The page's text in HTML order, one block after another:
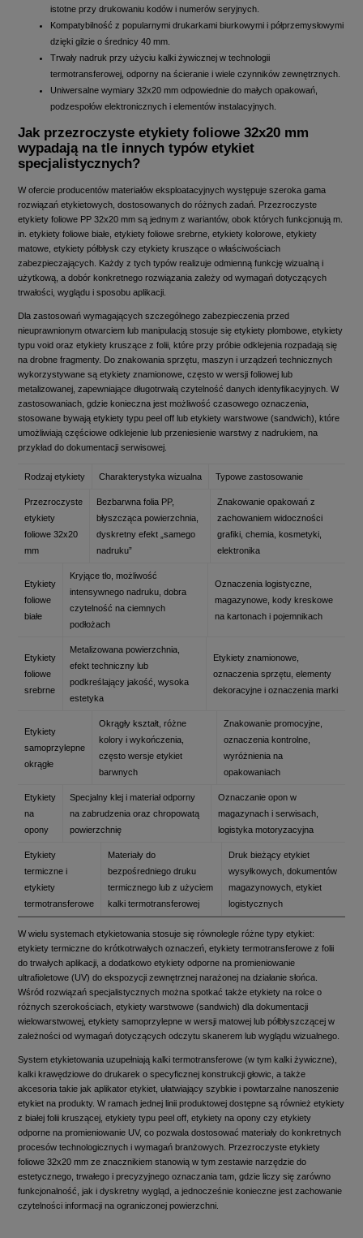
istotne przy drukowaniu kodów i numerów seryjnych.
Kompatybilność z popularnymi drukarkami biurkowymi i półprzemysłowymi
dzięki gilzie o średnicy 40 mm.
Trwały nadruk przy użyciu kalki żywicznej w technologii
termotransferowej, odporny na ścieranie i wiele czynników zewnętrznych.
Uniwersalne wymiary 32x20 mm odpowiednie do małych opakowań,
podzespołów elektronicznych i elementów instalacyjnych.
Jak przezroczyste etykiety foliowe 32x20 mm
wypadają na tle innych typów etykiet
specjalistycznych?
W ofercie producentów materiałów eksploatacyjnych występuje szeroka gama
rozwiązań etykietowych, dostosowanych do różnych zadań. Przezroczyste
etykiety foliowe PP 32x20 mm są jednym z wariantów, obok których funkcjonują m.
in. etykiety foliowe białe, etykiety foliowe srebrne, etykiety kolorowe, etykiety
matowe, etykiety półbłysk czy etykiety kruszące o właściwościach
zabezpieczających. Każdy z tych typów realizuje odmienną funkcję wizualną i
użytkową, a dobór konkretnego rozwiązania zależy od wymagań dotyczących
trwałości, wyglądu i sposobu aplikacji.
Dla zastosowań wymagających szczególnego zabezpieczenia przed
nieuprawnionym otwarciem lub manipulacją stosuje się etykiety plombowe, etykiety
typu void oraz etykiety kruszące z folii, które przy próbie odklejenia rozpadają się
na drobne fragmenty. Do znakowania sprzętu, maszyn i urządzeń technicznych
wykorzystywane są etykiety znamionowe, często w wersji foliowej lub
metalizowanej, zapewniające długotrwałą czytelność danych identyfikacyjnych. W
zastosowaniach, gdzie konieczna jest możliwość czasowego oznaczenia,
stosowane bywają etykiety typu peel off lub etykiety warstwowe (sandwich), które
umożliwiają częściowe odklejenie lub przeniesienie warstwy z nadrukiem, na
przykład do dokumentacji serwisowej.
Rodzaj etykiety Charakterystyka wizualna Typowe zastosowanie
Przezroczyste
etykiety
foliowe 32x20
mm
Bezbarwna folia PP,
błyszcząca powierzchnia,
dyskretny efekt „samego
nadruku”
Znakowanie opakowań z
zachowaniem widoczności
grafiki, chemia, kosmetyki,
elektronika
Etykiety
foliowe
białe
Kryjące tło, możliwość
intensywnego nadruku, dobra
czytelność na ciemnych
podłożach
Oznaczenia logistyczne,
magazynowe, kody kreskowe
na kartonach i pojemnikach
Etykiety
foliowe
srebrne
Metalizowana powierzchnia,
efekt techniczny lub
podkreślający jakość, wysoka
estetyka
Etykiety znamionowe,
oznaczenia sprzętu, elementy
dekoracyjne i oznaczenia marki
Etykiety
samoprzylepne
okrągłe
Okrągły kształt, różne
kolory i wykończenia,
często wersje etykiet
barwnych
Znakowanie promocyjne,
oznaczenia kontrolne,
wyróżnienia na
opakowaniach
Etykiety
na
opony
Specjalny klej i materiał odporny
na zabrudzenia oraz chropowatą
powierzchnię
Oznaczanie opon w
magazynach i serwisach,
logistyka motoryzacyjna
Etykiety
termiczne i
etykiety
termotransferowe
Materiały do
bezpośredniego druku
termicznego lub z użyciem
kalki termotransferowej
Druk bieżący etykiet
wysyłkowych, dokumentów
magazynowych, etykiet
logistycznych
W wielu systemach etykietowania stosuje się równolegle różne typy etykiet:
etykiety termiczne do krótkotrwałych oznaczeń, etykiety termotransferowe z folii
do trwałych aplikacji, a dodatkowo etykiety odporne na promieniowanie
ultrafioletowe (UV) do ekspozycji zewnętrznej narażonej na działanie słońca.
Wśród rozwiązań specjalistycznych można spotkać także etykiety na rolce o
różnych szerokościach, etykiety warstwowe (sandwich) dla dokumentacji
wielowarstwowej, etykiety samoprzylepne w wersji matowej lub półbłyszczącej w
zależności od wymagań dotyczących odczytu skanerem lub wyglądu wizualnego.
System etykietowania uzupełniają kalki termotransferowe (w tym kalki żywiczne),
kalki krawędziowe do drukarek o specyficznej konstrukcji głowic, a także
akcesoria takie jak aplikator etykiet, ułatwiający szybkie i powtarzalne nanoszenie
etykiet na produkty. W ramach jednej linii produktowej dostępne są również etykiety
z białej folii kruszącej, etykiety typu peel off, etykiety na opony czy etykiety
odporne na promieniowanie UV, co pozwala dostosować materiały do konkretnych
procesów technologicznych i wymagań branżowych. Przezroczyste etykiety
foliowe 32x20 mm ze znacznikiem stanowią w tym zestawie narzędzie do
estetycznego, trwałego i precyzyjnego oznaczania tam, gdzie liczy się zarówno
funkcjonalność, jak i dyskretny wygląd, a jednocześnie konieczne jest zachowanie
czytelności informacji na ograniczonej powierzchni.